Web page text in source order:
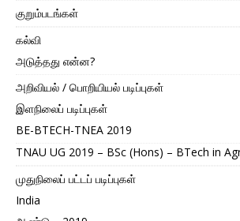
குறும்படங்கள்
கல்வி
அடுத்தது என்ன?
அறிவியல் / பொறியியல் படிப்புகள்
இளநிலைப் படிப்புகள்
BE-BTECH-TNEA 2019
TNAU UG 2019 – BSc (Hons) – BTech in
முதுநிலைப் பட்டப் படிப்புகள்
India